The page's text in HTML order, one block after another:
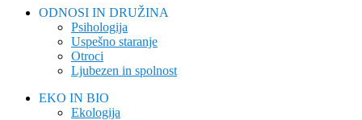
ODNOSI IN DRUŽINA
Psihologija
Uspešno staranje
Otroci
Ljubezen in spolnost
EKO IN BIO
Ekologija